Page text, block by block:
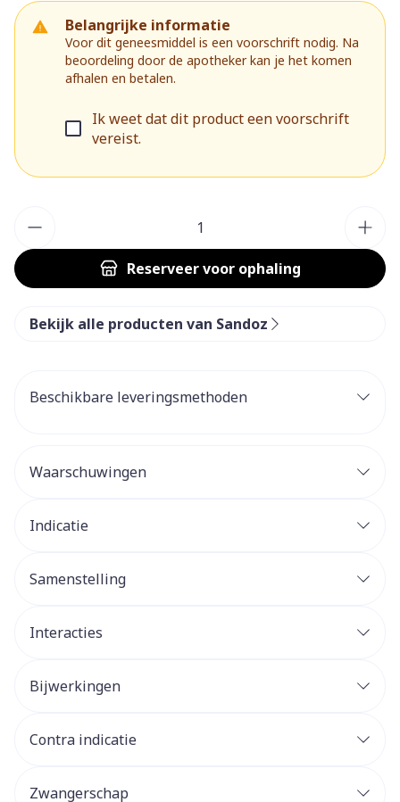
Belangrijke informatie
Voor dit geneesmiddel is een voorschrift nodig. Na
beoordeling door de apotheker kan je het komen
afhalen en betalen.
Ik weet dat dit product een voorschrift
vereist.
Reserveervoor ophaling
Bekijk alle producten van Sandoz
Beschikbare leveringsmethoden
Waarschuwingen
Indicatie
Samenstelling
Interacties
Bijwerkingen
Contra indicatie
Zwangerschap